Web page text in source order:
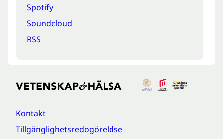
Spotify
Soundcloud
RSS
Kontakt
Tillgänglighetsredogöreldse